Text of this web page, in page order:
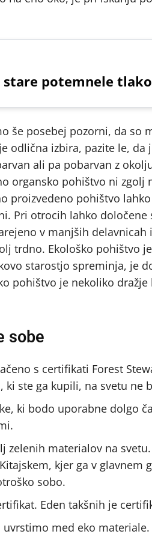
potemnele
še posebej pozorni, da so
odlična izbira, pazite le,
ali pa pobarvan z
organsko pohištvo ni zgolj
proizvedeno pohištvo
Pri otrocih lahko
v manjših
trdno. Ekološko pohištvo
starostjo spreminja, je
pohištvo je nekoliko
sobe
s certifikati Forest
ste ga kupili, na svetu ne
ki bodo uporabne dolgo
materialov na
kjer ga v glavnem
sobo.
Eden takšnih je
med eko